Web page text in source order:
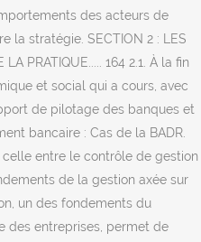
des acteurs de
la stratégie. SECTION 2 : LES
PRATIQUE..... 164 2.1. À la fin
et social qui a cours, avec
de pilotage des banques et
bancaire : Cas de la BADR.
entre le contrôle de gestion
de la gestion axée sur
un des fondements du
des entreprises, permet de